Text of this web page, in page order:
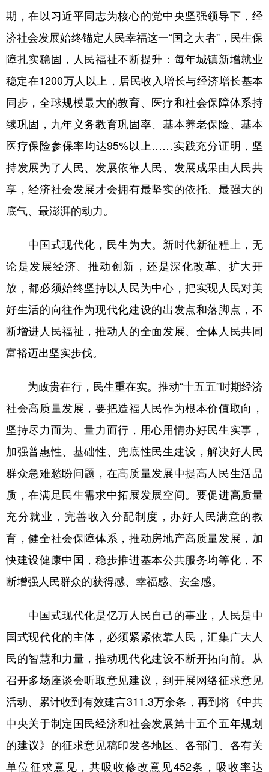
浙江 安徽 福建 江西
山东 河南 湖北 湖南
广东 广西 海南 重庆
四川 贵州 云南 西藏
多语种频道
Deutsch Português
期，在以习近平同志为核心的党中央坚强领导下，经
济社会发展始终锚定人民幸福这一“国之大者”，民生保
障扎实稳固，人民福祉不断提升：每年城镇新增就业
稳定在1200万人以上，居民收入增长与经济增长基本
同步，全球规模最大的教育、医疗和社会保障体系持
续巩固，九年义务教育巩固率、基本养老保险、基本
医疗保险参保率均达95%以上……实践充分证明，坚
持发展为了人民、发展依靠人民、发展成果由人民共
享，经济社会发展才会拥有最坚实的依托、最强大的
底气、最澎湃的动力。
中国式现代化，民生为大。新时代新征程上，无
论是发展经济、推动创新，还是深化改革、扩大开
放，都必须始终坚持以人民为中心，把实现人民对美
好生活的向往作为现代化建设的出发点和落脚点，不
断增进人民福祉，推动人的全面发展、全体人民共同
富裕迈出坚实步伐。
为政贵在行，民生重在实。推动“十五五”时期经济
社会高质量发展，要把造福人民作为根本价值取向，
坚持尽力而为、量力而行，用心用情办好民生实事，
加强普惠性、基础性、兜底性民生建设，解决好人民
群众急难愁盼问题，在高质量发展中提高人民生活品
质，在满足民生需求中拓展发展空间。要促进高质量
充分就业，完善收入分配制度，办好人民满意的教
育，健全社会保障体系，推动房地产高质量发展，加
快建设健康中国，稳步推进基本公共服务均等化，不
断增强人民群众的获得感、幸福感、安全感。
中国式现代化是亿万人民自己的事业，人民是中
国式现代化的主体，必须紧紧依靠人民，汇集广大人
民的智慧和力量，推动现代化建设不断开拓向前。从
召开多场座谈会听取意见建议，到开展网络征求意见
活动、累计收到有效建言311.3万余条，再到将《中共
中央关于制定国民经济和社会发展第十五个五年规划
的建议》的征求意见稿印发各地区、各部门、各有关
单位征求意见，共吸收修改意见452条，吸收率达